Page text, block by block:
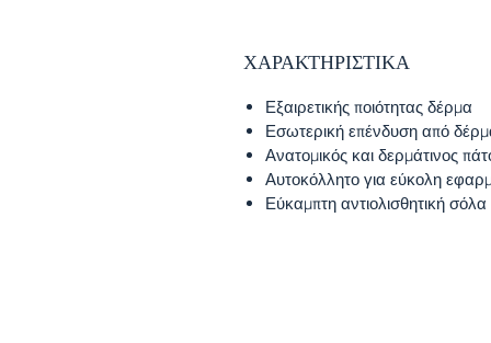
ΧΑΡΑΚΤΗΡΙΣΤΙΚΑ
Εξαιρετικής ποιότητας δέρμα
Εσωτερική επένδυση από
Ανατομικός και δερμάτινος
Αυτοκόλλητο για εύκολη
Εύκαμπτη αντιολισθητική σόλα